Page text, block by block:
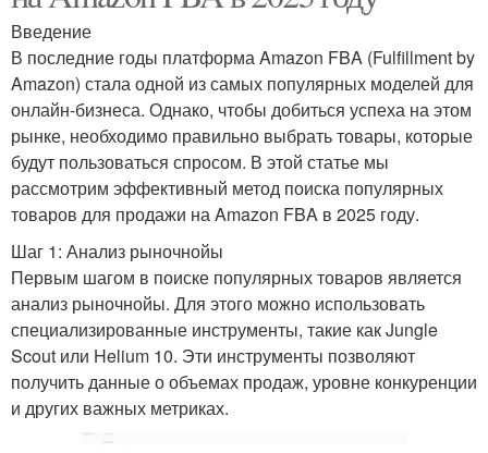
Введение
В последние годы платформа Amazon FBA (Fulfillment by
Amazon) стала одной из самых популярных моделей для
онлайн-бизнеса. Однако, чтобы добиться успеха на этом
рынке, необходимо правильно выбрать товары, которые
будут пользоваться спросом. В этой статье мы
рассмотрим эффективный метод поиска популярных
товаров для продажи на Amazon FBA в 2025 году.
Шаг 1: Анализ рыночнойы
Первым шагом в поиске популярных товаров является
анализ рыночнойы. Для этого можно использовать
специализированные инструменты, такие как Jungle
Scout или Helium 10. Эти инструменты позволяют
получить данные о объемах продаж, уровне конкуренции
и других важных метриках.